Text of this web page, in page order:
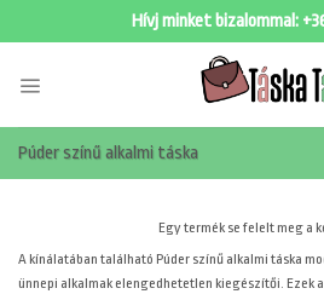
Hívj minket bizalommal:
Púder színű alkalmi táska
Egy termék se felelt meg a
A kínálatában található Púder színű alkalmi táska
ünnepi alkalmak elengedhetetlen kiegészítői. Ezek